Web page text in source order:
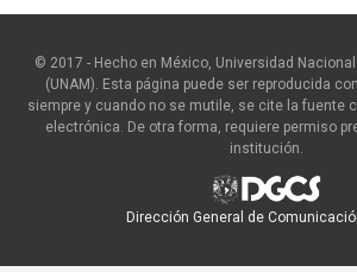
© 2017 - Hecho en México, Universidad
(UNAM). Esta página puede ser reproducida
siempre y cuando no se mutile, se cite la fuente
electrónica. De otra forma, requiere permiso
institución.
Dirección General de